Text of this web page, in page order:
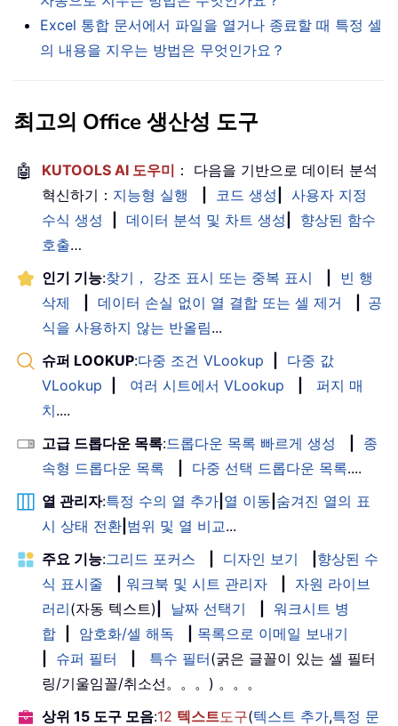
Excel 통합 문서에서 파일을 열거나 종료할 때 특정 셀
의 내용을 지우는 방법은 무엇인가요？
최고의 Office 생산성 도구
🤖 KUTOOLS AI 도우미 ： 다음을 기반으로 데이터 분석
혁신하기： 지능형 실행 코드 생성
사용자 지정
수식 생성
데이터 분석 및 차트 생성
향상된 함수
호출…
인기 기능:찾기， 강조 표시 또는 중복 표시
빈 행
삭제
데이터 손실 없이 열 결합 또는 셀 제거
공
식을 사용하지 않는 반올림...
슈퍼 LOOKUP:다중 조건 VLookup
다중 값
VLookup
여러 시트에서 VLookup
퍼지 매
치....
고급 드롭다운 목록:드롭다운 목록 빠르게 생성
종
속형 드롭다운 목록
다중 선택 드롭다운 목록....
열 관리자:특정 수의 열 추가 열 이동 숨겨진 열의 표
시 상태 전환 범위 및 열 비교...
주요 기능:그리드 포커스 디자인 보기
향상된 수
식 표시줄
워크북 및 시트 관리자
자원 라이브
러리(자동 텍스트) 날짜 선택기
워크시트 병
합
암호화/셀 해독
목록으로 이메일 보내기
슈퍼 필터 특수 필터(굵은 글꼴이 있는 셀 필터
링/기울임꼴/취소선。。。) 。。。
상위 15 도구 모음:12 텍스트도구(텍스트 추가,특정 문